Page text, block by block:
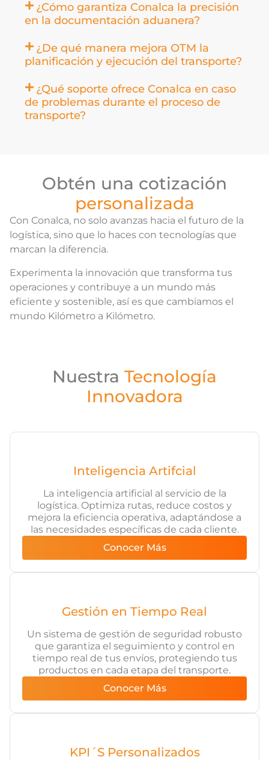
¿Cómo garantiza Conalca la precisión
en la documentación aduanera?
¿De qué manera mejora OTM la
planificación y ejecución del transporte?
¿Qué soporte ofrece Conalca en caso
de problemas durante el proceso de
transporte?
Obtén una cotización
personalizada
Con Conalca, no solo avanzas hacia el futuro de la
logística, sino que lo haces con tecnologías que
marcan la diferencia.
Experimenta la innovación que transforma tus
operaciones y contribuye a un mundo más
eficiente y sostenible, así es que cambiamos el
mundo Kilómetro a Kilómetro.
Nuestra Tecnología
Innovadora
Inteligencia Artifcial
La inteligencia artificial al servicio de la
logística. Optimiza rutas, reduce costos y
mejora la eficiencia operativa, adaptándose a
las necesidades específicas de cada cliente.
Conocer Más
Gestión en Tiempo Real
Un sistema de gestión de seguridad robusto
que garantiza el seguimiento y control en
tiempo real de tus envíos, protegiendo tus
productos en cada etapa del transporte.
Conocer Más
KPI´S Personalizados